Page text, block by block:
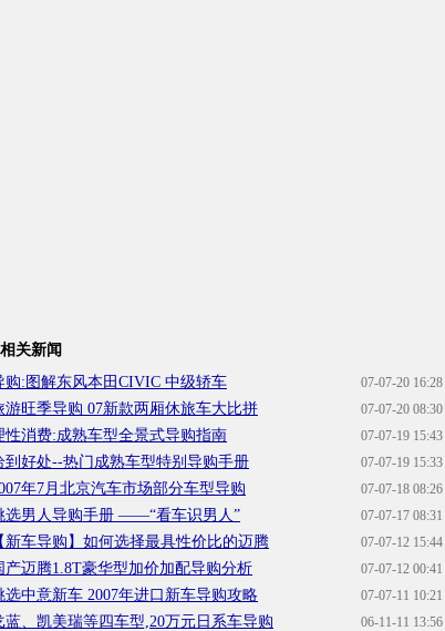
相关新闻
07-07-20 16:28
购:图解东风本田CIVIC 中级轿车
07-07-20 08:30
游旺季导购 07新款两厢休旅车大比拼
07-07-19 15:43
性消费:成熟车型全景式导购指南
07-07-19 15:33
到好处--热门成熟车型特别导购手册
07-07-18 08:26
年7月北京汽车市场部分车型导购
07-07-17 08:31
选男人导购手册 ——“看车识男人”
07-07-12 15:44
新车导购】如何选择最具性价比的迈腾
07-07-12 00:41
产迈腾1.8T豪华型加价加配导购分析
07-07-11 10:21
选中意新车 2007年进口新车导购攻略
06-11-11 13:56
蓝、凯美瑞等四车型,20万元日系车导购